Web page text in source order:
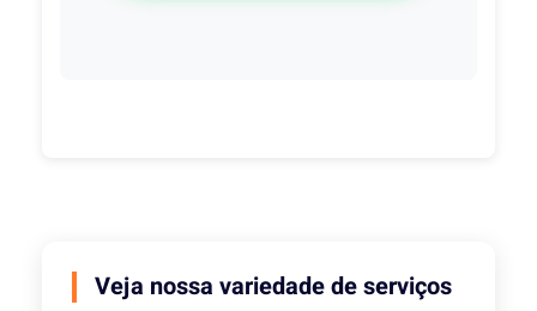
Veja nossa variedade de serviços